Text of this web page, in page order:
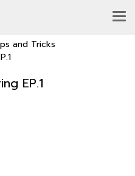
and Tricks
EP.1